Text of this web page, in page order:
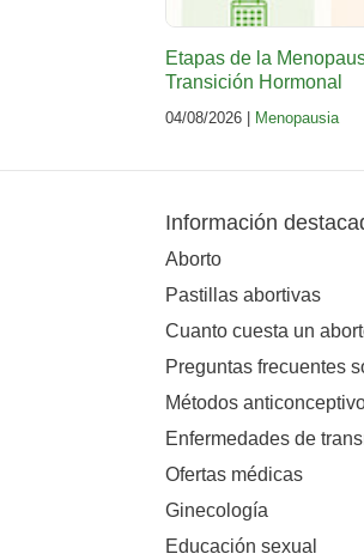
Etapas de la
Transición Hormonal
04/08/2026 | Menopausia
Información
Aborto
Pastillas abortivas
Cuanto cuesta un
Preguntas frecuentes
Métodos
Enfermedades de
Ofertas médicas
Ginecología
Educación sexual